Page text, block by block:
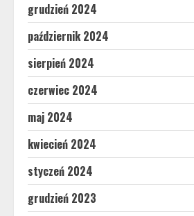
grudzień 2024
październik 2024
sierpień 2024
czerwiec 2024
maj 2024
kwiecień 2024
styczeń 2024
grudzień 2023